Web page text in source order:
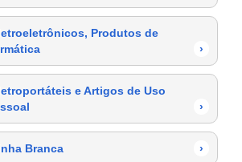
Produtos de
›
e Artigos de Uso
›
Branca ›